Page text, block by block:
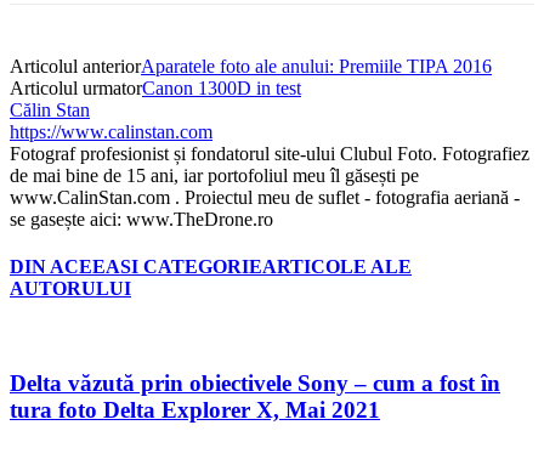
Articolul anteriorAparatele foto ale anului: Premiile TIPA 2016
Articolul urmatorCanon 1300D in test
Călin Stan
https://www.calinstan.com
Fotograf profesionist și fondatorul site-ului Clubul Foto. Fotografiez
de mai bine de 15 ani, iar portofoliul meu îl găsești pe
www.CalinStan.com . Proiectul meu de suflet - fotografia aeriană -
se gasește aici: www.TheDrone.ro
DIN ACEEASI CATEGORIEARTICOLE ALE
AUTORULUI
Delta văzută prin obiectivele Sony – cum a fost în
tura foto Delta Explorer X, Mai 2021